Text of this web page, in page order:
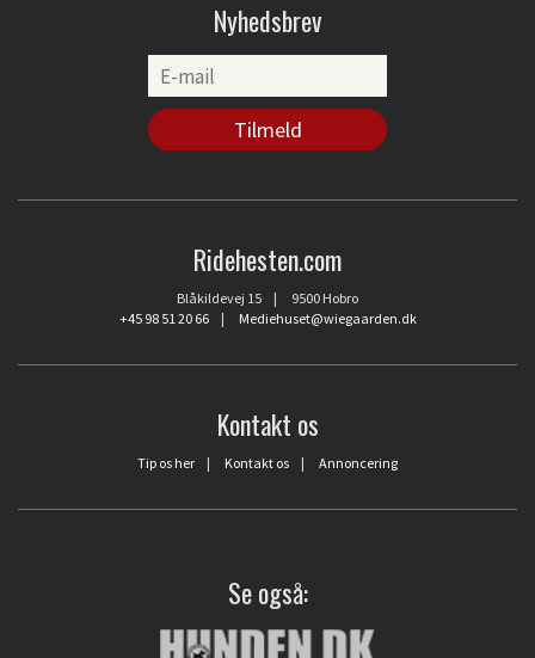
Nyhedsbrev
Ridehesten.com
Blåkildevej 15 | 9500 Hobro
+45 98 51 20 66| Mediehuset@wiegaarden.dk
Kontakt os
Tip os her | Kontakt os | Annoncering
Se også: